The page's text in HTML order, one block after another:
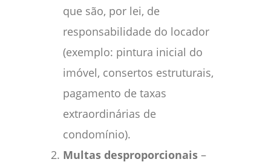
que são, por lei, de
responsabilidade do locador
(exemplo: pintura inicial do
imóvel, consertos estruturais,
pagamento de taxas
extraordinárias de
condomínio).
Multas desproporcionais –